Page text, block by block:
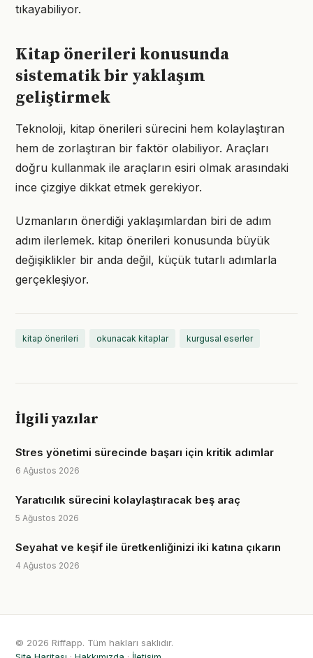
tıkayabiliyor.
Kitap önerileri konusunda
sistematik bir yaklaşım
geliştirmek
Teknoloji, kitap önerileri sürecini hem kolaylaştıran
hem de zorlaştıran bir faktör olabiliyor. Araçları
doğru kullanmak ile araçların esiri olmak arasındaki
ince çizgiye dikkat etmek gerekiyor.
Uzmanların önerdiği yaklaşımlardan biri de adım
adım ilerlemek. kitap önerileri konusunda büyük
değişiklikler bir anda değil, küçük tutarlı adımlarla
gerçekleşiyor.
kitap önerileri okunacak kitaplar kurgusal eserler
İlgili yazılar
Stres yönetimi sürecinde başarı için kritik adımlar
6 Ağustos 2026
Yaratıcılık sürecini kolaylaştıracak beş araç
5 Ağustos 2026
Seyahat ve keşif ile üretkenliğinizi iki katına çıkarın
4 Ağustos 2026
© 2026 Riffapp. Tüm hakları saklıdır.